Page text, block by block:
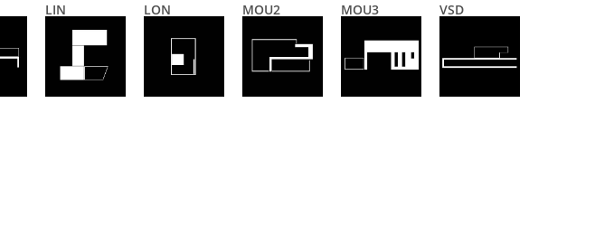
LIN LON MOU2 MOU3 VSD